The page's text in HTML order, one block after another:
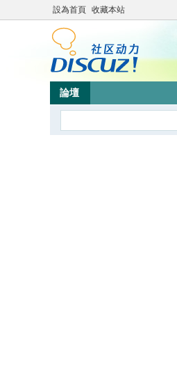
設為首頁 收藏本站
論壇